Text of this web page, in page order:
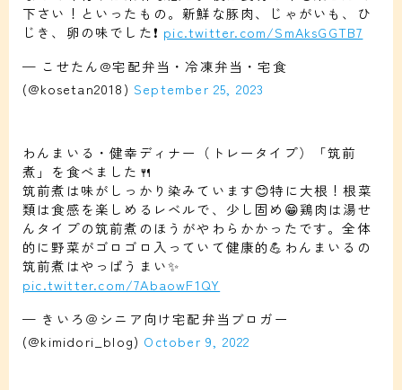
下さい！といったもの。新鮮な豚肉、じゃがいも、ひ
じき、卵の味でした❗️ pic.twitter.com/SmAksGGTB7
— こせたん@宅配弁当・冷凍弁当・宅食
(@kosetan2018) September 25, 2023
わんまいる・健幸ディナー（トレータイプ）「筑前
煮」を食べました🍴
筑前煮は味がしっかり染みています😊特に大根！根菜
類は食感を楽しめるレベルで、少し固め😁鶏肉は湯せ
んタイプの筑前煮のほうがやわらかかったです。全体
的に野菜がゴロゴロ入っていて健康的💪わんまいるの
筑前煮はやっぱうまい✨
pic.twitter.com/7AbaowF1QY
— きいろ＠シニア向け宅配弁当ブロガー
(@kimidori_blog) October 9, 2022